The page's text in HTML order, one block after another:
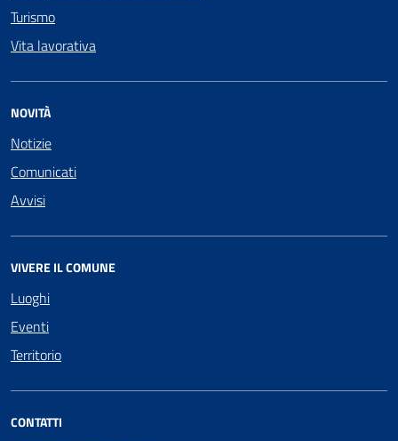
Turismo
Vita lavorativa
NOVITÀ
Notizie
Comunicati
Avvisi
VIVERE IL COMUNE
Luoghi
Eventi
Territorio
CONTATTI